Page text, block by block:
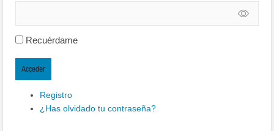
Recuérdame
Acceder
Registro
¿Has olvidado tu contraseña?